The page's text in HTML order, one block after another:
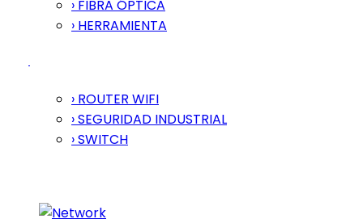
› FIBRA ÓPTICA
› HERRAMIENTA
› ROUTER WIFI
› SEGURIDAD INDUSTRIAL
› SWITCH